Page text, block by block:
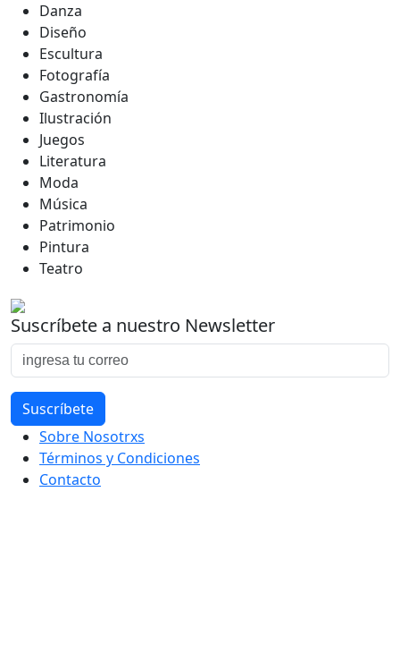
Danza
Diseño
Escultura
Fotografía
Gastronomía
Ilustración
Juegos
Literatura
Moda
Música
Patrimonio
Pintura
Teatro
Suscríbete a nuestro Newsletter
Sobre Nosotrxs
Términos y Condiciones
Contacto